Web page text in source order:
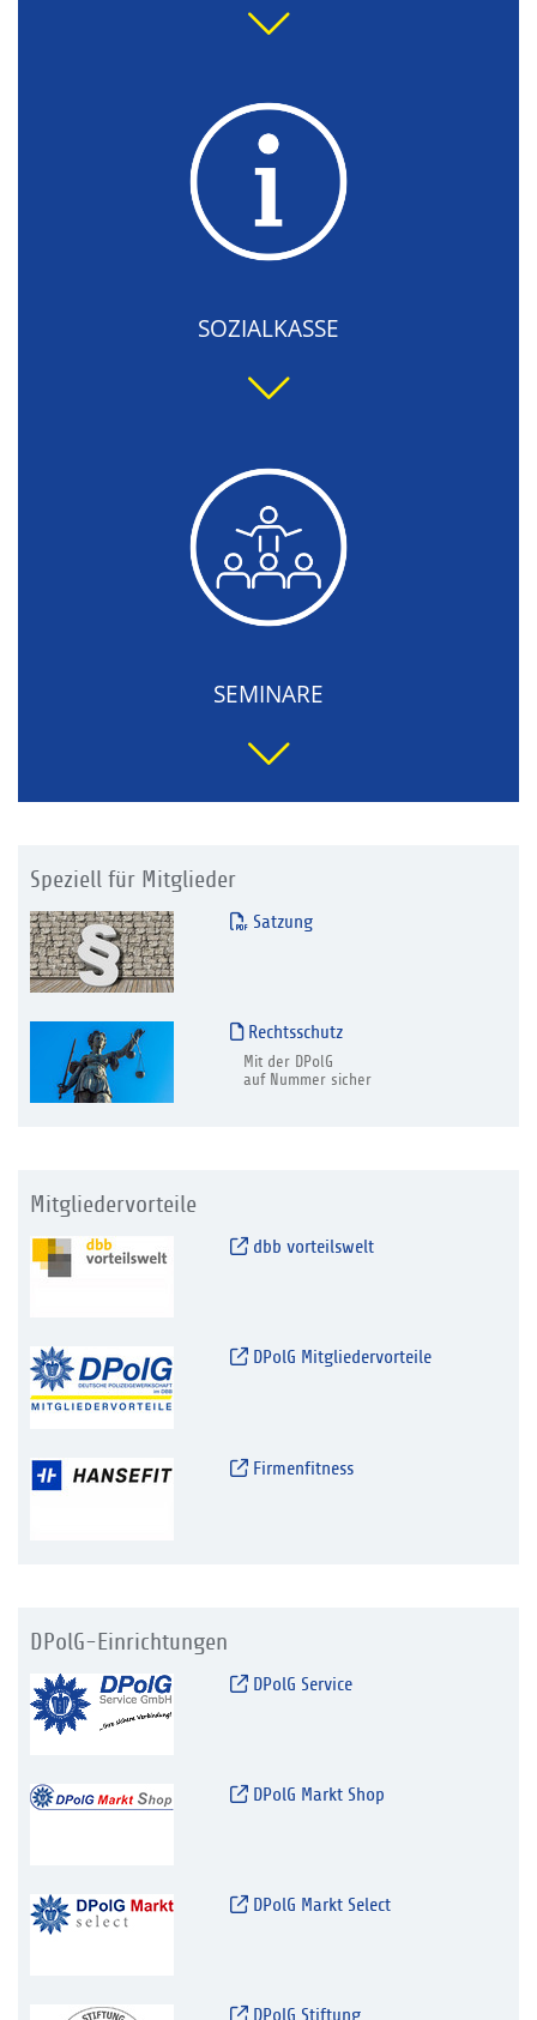
SOZIALKASSE
SEMINARE
Speziell für Mitglieder
Satzung
Rechtsschutz
Mit der DPolG
auf Nummer sicher
Mitgliedervorteile
dbb vorteilswelt
DPolG Mitgliedervorteile
Firmenfitness
DPolG-Einrichtungen
DPolG Service
DPolG Markt Shop
DPolG Markt Select
DPolG Stiftung